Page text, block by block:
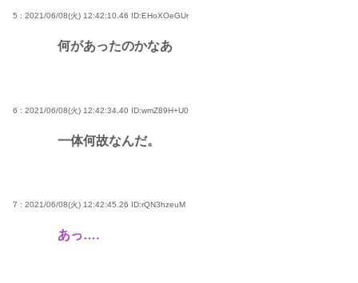
5 : 2021/06/08(火) 12:42:10.46 ID:EHoXOeGUr
何があったのかなあ
6 : 2021/06/08(火) 12:42:34.40 ID:wmZ89H+U0
一体何故なんだ。
7 : 2021/06/08(火) 12:42:45.26 ID:rQN3hzeuM
あっ….